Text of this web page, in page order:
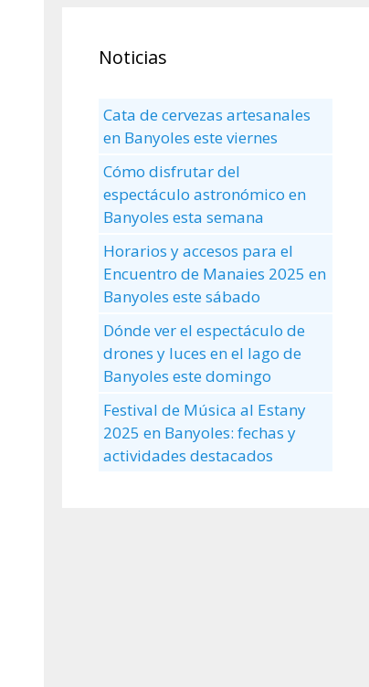
Noticias
Cata de cervezas artesanales
en Banyoles este viernes
Cómo disfrutar del
espectáculo astronómico en
Banyoles esta semana
Horarios y accesos para el
Encuentro de Manaies 2025 en
Banyoles este sábado
Dónde ver el espectáculo de
drones y luces en el lago de
Banyoles este domingo
Festival de Música al Estany
2025 en Banyoles: fechas y
actividades destacados